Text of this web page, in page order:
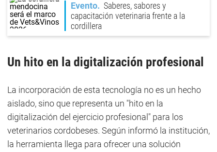
Evento
Saberes, sabores y
capacitación veterinaria frente a la
cordillera
Un hito en la digitalización profesional
La incorporación de esta tecnología no es un hecho
aislado, sino que representa un "hito en la
digitalización del ejercicio profesional" para los
veterinarios cordobeses. Según informó la institución,
la herramienta llega para ofrecer una solución